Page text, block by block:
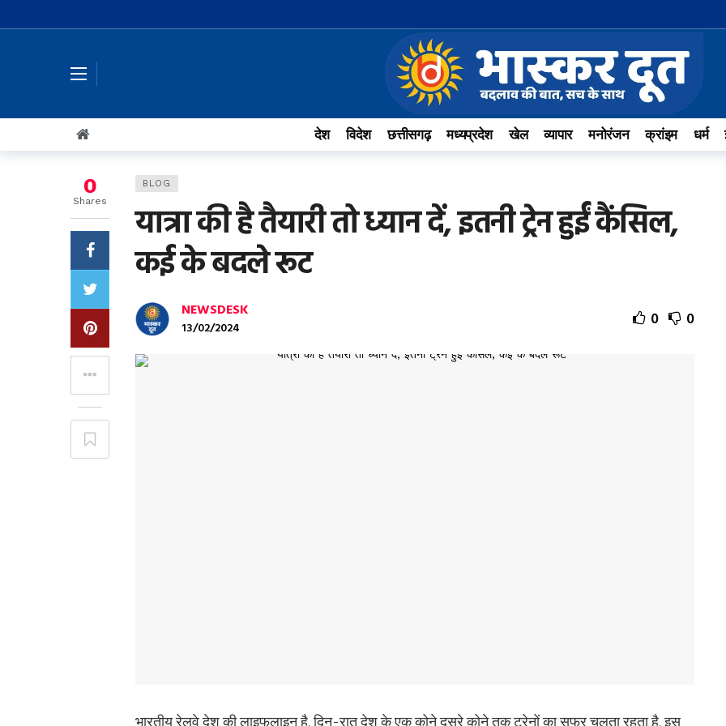
देश विदेश छत्तीसगढ़ मध्यप्रदेश खेल व्यापार मनोरंजन क्रांइम धर्म
BLOG
यात्रा की है तैयारी तो ध्यान दें, इतनी ट्रेन हुईं कैंसिल,
कई के बदले रूट
NEWSDESK
13/02/2024 0 0
0
Shares
भारतीय रेलवे देश की लाइफलाइन है. दिन-रात देश के एक कोने दूसरे कोने तक ट्रेनों का सफर चलता रहता है. इस